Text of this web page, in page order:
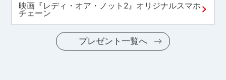
映画『レディ・オア・ノット2』オリジナルスマホ
チェーン
プレゼント一覧へ